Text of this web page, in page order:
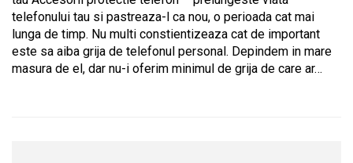
telefonului tau si pastreaza-l ca nou, o perioada cat mai
lunga de timp. Nu multi constientizeaza cat de important
este sa aiba grija de telefonul personal. Depindem in mare
masura de el, dar nu-i oferim minimul de grija de care ar…